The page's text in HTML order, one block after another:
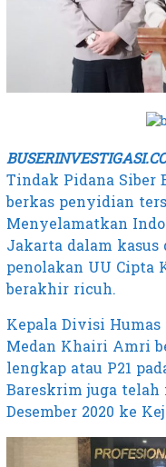
Tindak Pidana Siber
berkas penyidian
Menyelamatkan
Jakarta dalam kasus
penolakan UU Cipta
berakhir ricuh.
Kepala Divisi
Medan Khairi Amri
lengkap atau P21
Bareskrim juga
Desember 2020 ke